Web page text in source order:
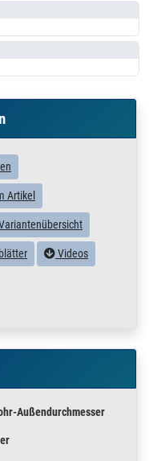
Artikel
Videos
Außendurchmesser